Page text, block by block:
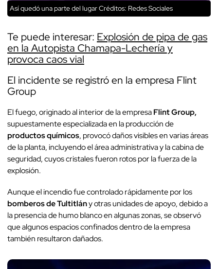
Así quedó una parte del lugarCréditos: Redes Sociales
Te puede interesar: Explosión de pipa de gas
en la Autopista Chamapa-Lechería y
provoca caos vial
El incidente se registró en la empresa Flint
Group
El fuego, originado al interior de la empresaFlint Group,
supuestamente especializada en la producción de
productos químicos, provocó daños visibles en varias áreas
de la planta, incluyendo el área administrativa y la cabina de
seguridad, cuyos cristales fueron rotos por la fuerza de la
explosión.
Aunque el incendio fue controlado rápidamente por los
bomberos de Tultitlány otras unidades de apoyo, debido a
la presencia de humo blanco en algunas zonas, se observó
que algunos espacios confinados dentro de la empresa
también resultaron dañados.